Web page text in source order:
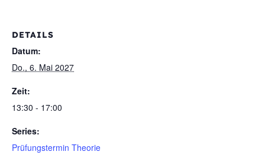
DETAILS
Datum:
Do., 6. Mai 2027
Zeit:
13:30 - 17:00
Series:
Prüfungstermin Theorie